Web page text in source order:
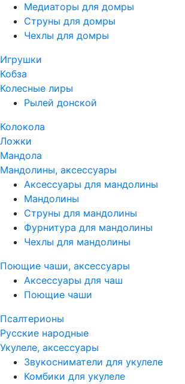
Медиаторы для домры
Струны для домры
Чехлы для домры
Игрушки
Кобза
Колесные лиры
Рылей донской
Колокола
Ложки
Мандола
Мандолины, аксессуары
Аксессуары для мандолины
Мандолины
Струны для мандолины
Фурнитура для мандолины
Чехлы для мандолины
Поющие чаши, аксессуары
Аксессуары для чаш
Поющие чаши
Псалтерионы
Русские народные
Укулеле, аксессуары
Звукосниматели для укулеле
Комбики для укулеле